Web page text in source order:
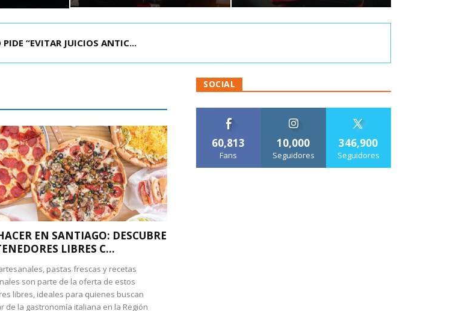
ADMISIBLES LOS TRES REQU...
EN SANTIAGO: DESCUBRE
LIBRES C...
pastas frescas y recetas
son parte de la oferta de estos
libres, ideales para quienes buscan
de la gastronomía italiana en la Región
SOCIAL
60,813
Fans
10,000
Seguidores
346,900
Seguidores